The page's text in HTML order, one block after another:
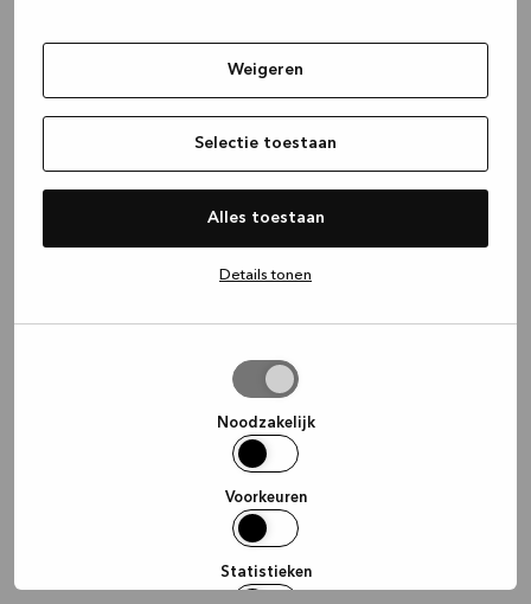
Weigeren
Selectie toestaan
Alles toestaan
Details tonen
Noodzakelijk
Voorkeuren
Statistieken
(see the browser console for more
information).